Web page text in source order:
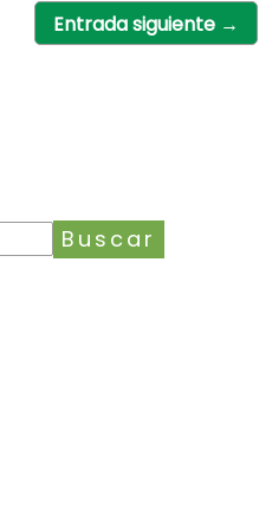
Entrada siguiente →
Buscar